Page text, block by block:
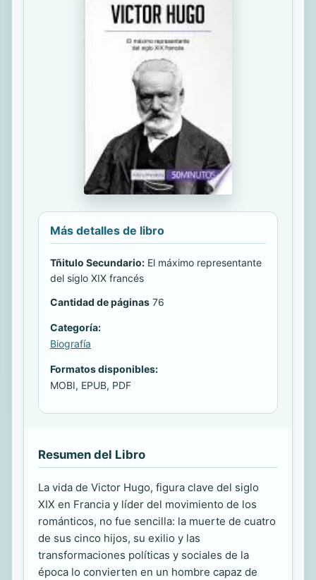
Más detalles de libro
Tñitulo Secundario: El máximo representante
del siglo XIX francés
Cantidad de páginas 76
Categoría:
Biografía
Formatos disponibles:
MOBI, EPUB, PDF
Resumen del Libro
La vida de Victor Hugo, figura clave del siglo
XIX en Francia y líder del movimiento de los
románticos, no fue sencilla: la muerte de cuatro
de sus cinco hijos, su exilio y las
transformaciones políticas y sociales de la
época lo convierten en un hombre capaz de